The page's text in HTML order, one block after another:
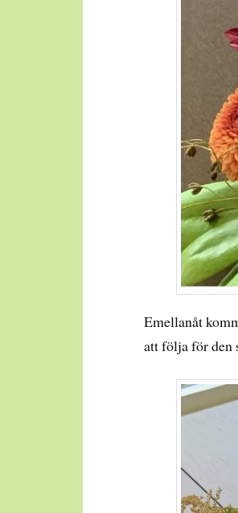
Emellanåt
att följa för